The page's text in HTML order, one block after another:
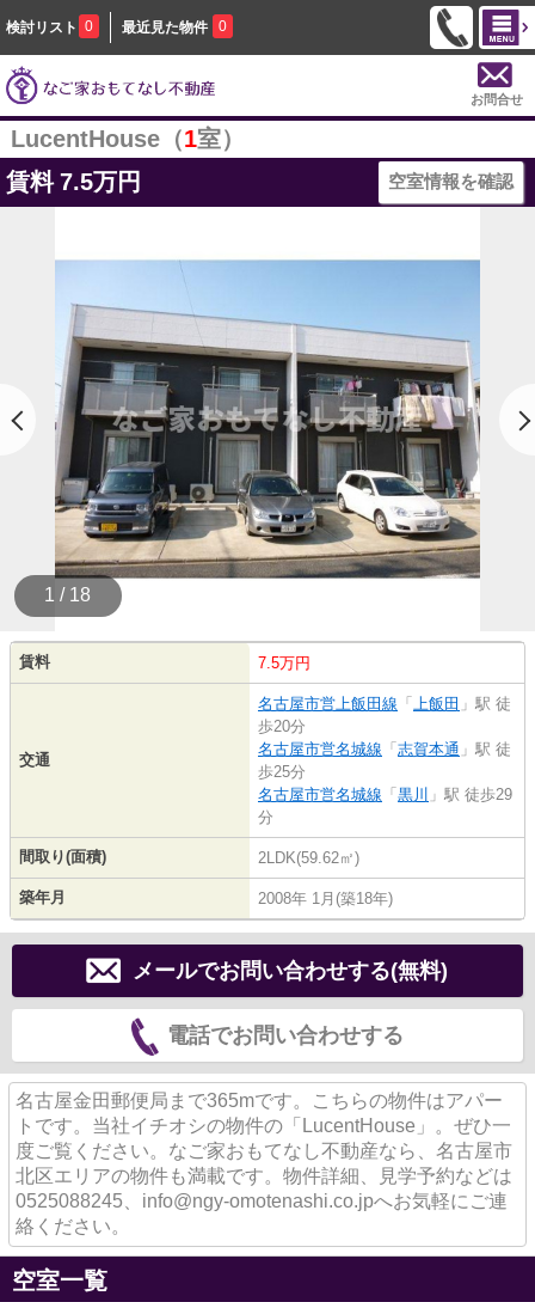
検討リスト 0 最近見た物件 0
お問合せ
LucentHouse（1室）
賃料 7.5万円 空室情報を確認
1 / 18
賃料 7.5万円
交通
名古屋市営上飯田線 「 上飯田 」駅 徒
歩20分
名古屋市営名城線 「 志賀本通 」駅 徒
歩25分
名古屋市営名城線 「 黒川 」駅 徒歩29
分
間取り(面積) 2LDK(59.62㎡)
築年月 2008年 1月(築18年)
メールでお問い合わせする(無料)
電話でお問い合わせする
名古屋金田郵便局まで365mです。こちらの物件はアパー
トです。当社イチオシの物件の「LucentHouse」。ぜひ一
度ご覧ください。なご家おもてなし不動産なら、名古屋市
北区エリアの物件も満載です。物件詳細、見学予約などは
0525088245、info@ngy-omotenashi.co.jpへお気軽にご連
絡ください。
空室一覧